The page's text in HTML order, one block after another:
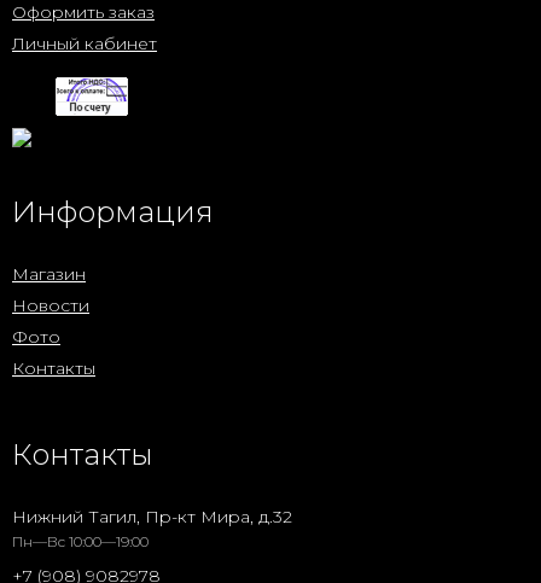
Оформить заказ
Личный кабинет
Информация
Магазин
Новости
Фото
Контакты
Контакты
Нижний Тагил, Пр-кт Мира, д.32
Пн—Вс 10:00—19:00
+7 (908) 9082978